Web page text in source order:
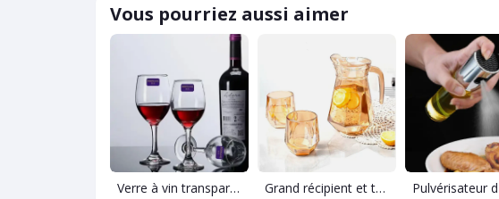
Vous pourriez aussi aimer
Verre à vin transparente Grand récipient et tasses en verre Pulvérisateur